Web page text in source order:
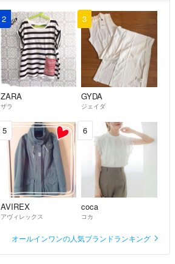
2
ZARA
ザラ
3
GYDA
ジェイダ
5
AVIREX
アヴィレックス
6
coca
コカ
オールインワンの人気ブランドランキング